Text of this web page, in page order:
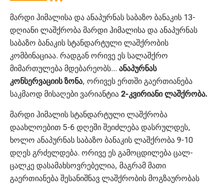
მარდი ჰიმალისა და ანაპურნას საბაზო ბანაკის 13-
დღიანი ლაშქრობა მარდი ჰიმალისა და ანაპურნას
საბაზო ბანაკის სტანდარტული ლაშქრობის
კომბინაციაა. რადგან ორივე ეს სალაშქრო
მიმართულება მდებარეობს... ანაპურნას
კონსერვაციის ზონა, ორივეს ერთში გაერთიანება
საკმაოდ მისაღები ვარიანტია 2-კვირიანი ლაშქრობა.
მარდი ჰიმალის სტანდარტული ლაშქრობა
დაახლოებით 5-6 დღეში შეიძლება დასრულდეს,
ხოლო ანაპურნას საბაზო ბანაკის ლაშქრობა 9-10
დღეს გრძელდება. ორივე ეს გამოცდილება ცალ-
ცალკე დასამახსოვრებელია, მაგრამ მათი
გაერთიანება შესანიშნავ ლაშქრობის მოგზაურობას